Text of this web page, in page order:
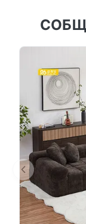
полосатый
Эргономичный
учетом
губчатыми